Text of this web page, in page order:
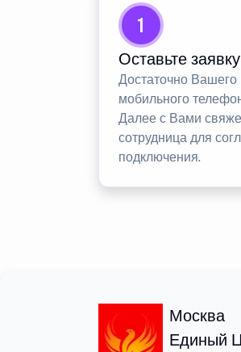
1
Оставьте заявку
Достаточно
мобильного
Далее с Вами
сотрудница для
подключения.
Москва
Единый